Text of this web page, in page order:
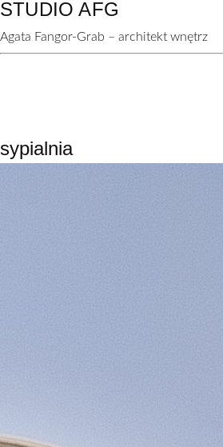
STUDIO AFG
Agata Fangor-Grab – architekt wnętrz
sypialnia